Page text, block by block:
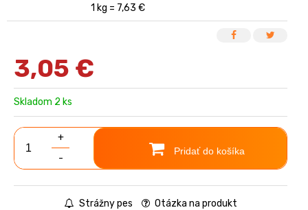
1 kg = 7,63 €
3,05 €
Skladom 2 ks
+
-
Pridať do košíka
Strážny pes Otázka na produkt